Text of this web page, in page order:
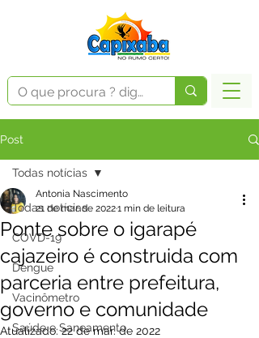
Post
Todas notícias
COVD-19
Dengue
Vacinômetro
Saúde e Saneamento
Todas notícias
Ponte sobre o igarapé
cajazeiro é construida com
parceria entre prefeitura,
governo e comunidade
Antonia Nascimento
21 de mar. de 20221 min de leitura
Atualizado:22 de mar. de 2022